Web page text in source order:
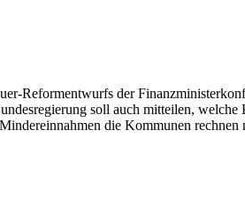
Reformentwurfs der
soll auch mitteilen,
die Kommunen